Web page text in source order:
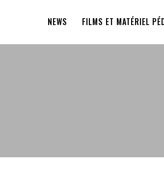
NEWS FILMS ET MATÉRIEL